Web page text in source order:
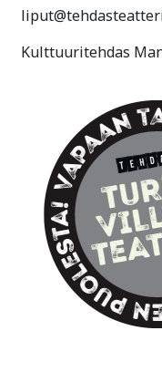
Kulttuuritehdas